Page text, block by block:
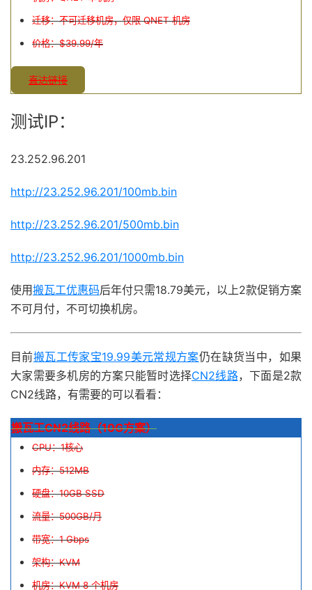
迁移：不可迁移机房，仅限 QNET 机房
价格：$39.99/年
直达链接
测试IP：
23.252.96.201
http://23.252.96.201/100mb.bin
http://23.252.96.201/500mb.bin
http://23.252.96.201/1000mb.bin
使用搬瓦工优惠码后年付只需18.79美元，以上2款促销方案
不可月付，不可切换机房。
目前搬瓦工传家宝19.99美元常规方案仍在缺货当中，如果
大家需要多机房的方案只能暂时选择CN2线路，下面是2款
CN2线路，有需要的可以看看：
搬瓦工CN2线路（10G方案）
CPU：1核心
内存：512MB
硬盘：10GB SSD
流量：500GB/月
带宽：1 Gbps
架构：KVM
机房：KVM 8 个机房